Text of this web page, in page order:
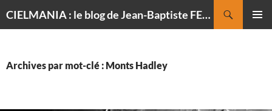
CIELMANIA : le blog de Jean-Baptiste FELDMANN, photographe du ciel
Archives par mot-clé : Monts Hadley